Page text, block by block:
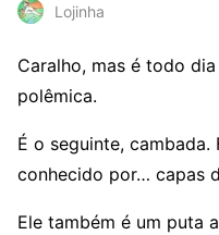
Lojinha
Caralho, mas é todo
polêmica.
É o seguinte,
conhecido por… capas
Ele também é um puta